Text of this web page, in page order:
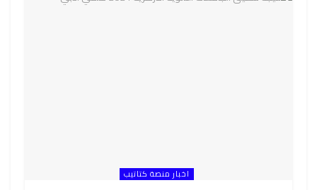
اخبار منصة كتاتيب